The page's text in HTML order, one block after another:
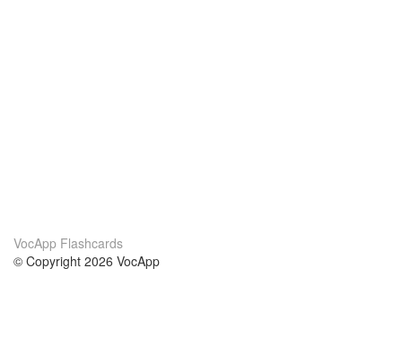
VocApp Flashcards
© Copyright 2026 VocApp